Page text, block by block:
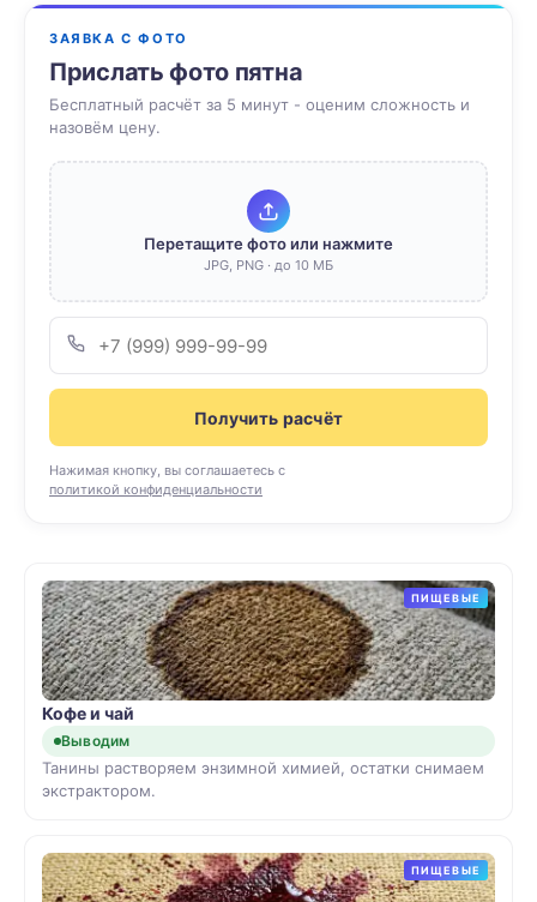
ЗАЯВКА С ФОТО
Прислать фото пятна
Бесплатный расчёт за 5 минут - оценим сложность и
назовём цену.
Перетащите фото или нажмите
JPG, PNG · до 10 МБ
Получить расчёт
Нажимая кнопку, вы соглашаетесь с
политикой конфиденциальности
ПИЩЕВЫЕ
Кофе и чай
Выводим
Танины растворяем энзимной химией, остатки снимаем
экстрактором.
ПИЩЕВЫЕ